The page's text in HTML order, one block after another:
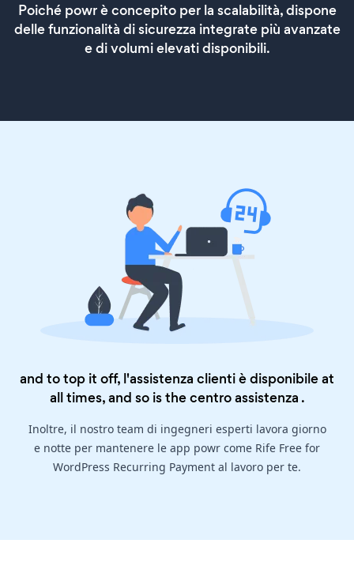
Poiché powr è concepito per la scalabilità, dispone
delle funzionalità di sicurezza integrate più avanzate
e di volumi elevati disponibili.
and to top it off, l'assistenza clienti è disponibile at
all times, and so is thecentro assistenza .
Inoltre, il nostro team di ingegneri esperti lavora giorno
e notte per mantenere le app powr come Rife Free for
WordPress Recurring Payment al lavoro per te.